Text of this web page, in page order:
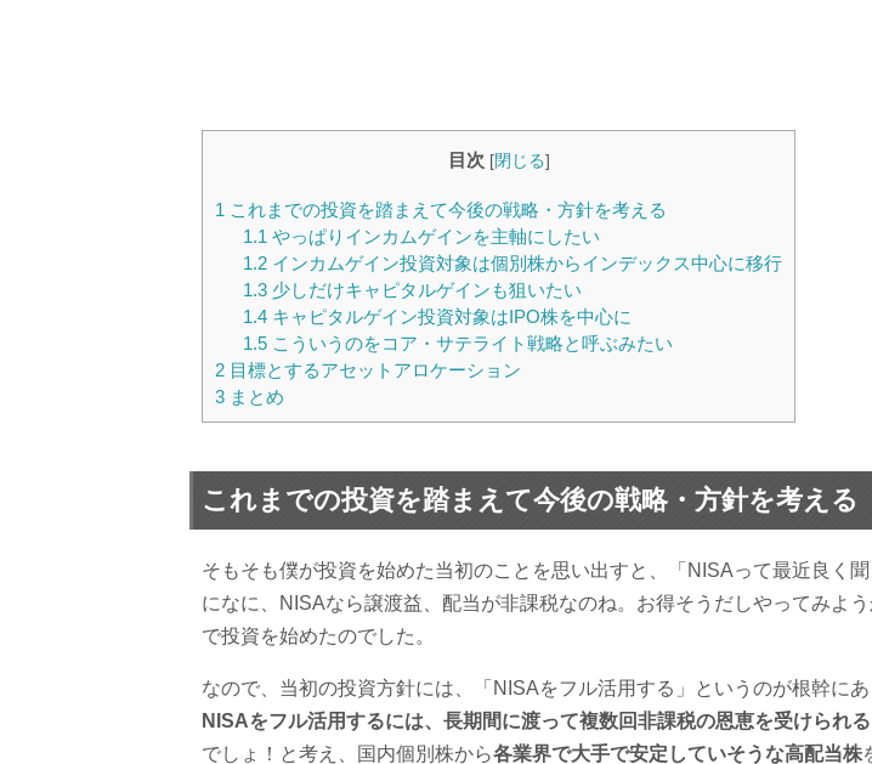
目次 [閉じる]
1 これまでの投資を踏まえて今後の戦略・方針を考える
1.1 やっぱりインカムゲインを主軸にしたい
1.2インカムゲイン投資対象は個別株からインデックス中心に移行
1.3少しだけキャピタルゲインも狙いたい
1.4キャピタルゲイン投資対象はIPO株を中心に
1.5こういうのをコア・サテライト戦略と呼ぶみたい
2 目標とするアセットアロケーション
3 まとめ
これまでの投資を踏まえて今後の戦略・方針を考える
そもそも僕が投資を始めた当初のことを思い出すと、「NISAって最近良く
になに、NISAなら譲渡益、配当が非課税なのね。お得そうだしやってみよ
で投資を始めたのでした。
なので、当初の投資方針には、「NISAをフル活用する」というのが根幹に
NISAをフル活用するには、長期間に渡って複数回非課税の恩恵を受けられ
でしょ！と考え、国内個別株から各業界で大手で安定していそうな高配当株